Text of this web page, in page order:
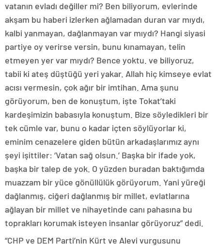
vatanın evladı değiller mi? Ben biliyorum, evlerinde
akşam bu haberi izlerken ağlamadan duran var mıydı,
kalbi yanmayan, dağlanmayan var mıydı? Hangi siyasi
partiye oy verirse versin, bunu kınamayan, telin
etmeyen yer var mıydı? Bence yoktu. ve biliyoruz,
tabii ki ateş düştüğü yeri yakar. Allah hiç kimseye evlat
acısı vermesin, çok ağır bir imtihan. Ama şunu
görüyorum, ben de konuştum, işte Tokat’taki
kardeşimizin babasıyla konuştum. Bize söyledikleri bir
tek cümle var, bunu o kadar içten söylüyorlar ki,
eminim cenazelere giden bütün arkadaşlarımız aynı
şeyi işittiler: ‘Vatan sağ olsun.’ Başka bir ifade yok,
başka bir talep de yok. O yüzden buradan baktığımda
muazzam bir yüce gönüllülük görüyorum. Yani yüreği
dağlanmış, ciğeri dağlanmış bir millet, evlatlarına
ağlayan bir millet ve nihayetinde canı pahasına bu
toprakları korumak isteyen insanlar görüyoruz” dedi.
“CHP ve DEM Parti’nin Kürt ve Alevi vurgusunu